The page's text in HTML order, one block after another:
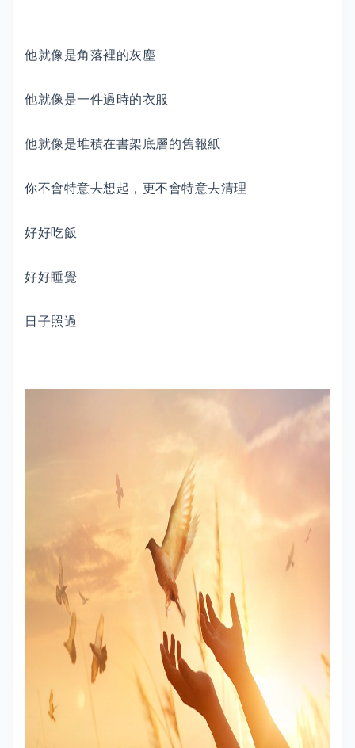
他就像是角落裡的灰塵
他就像是一件過時的衣服
他就像是堆積在書架底層的舊報紙
你不會特意去想起，更不會特意去清理
好好吃飯
好好睡覺
日子照過